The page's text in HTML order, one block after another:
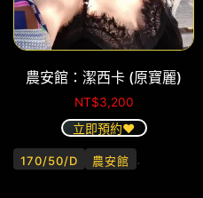
農安館：潔西卡 (原寶麗)
NT$3,200
立即預約❤️
170/50/D 農安館 .